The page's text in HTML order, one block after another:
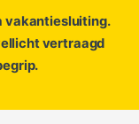
vakantiesluiting.
vertraagd